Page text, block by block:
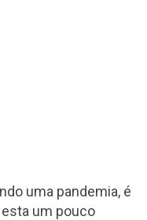
uma pandemia, é
um pouco